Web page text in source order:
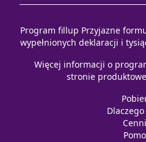
Program fillup Przyjazne
wypełnionych deklaracji i
Więcej informacji o
stronie